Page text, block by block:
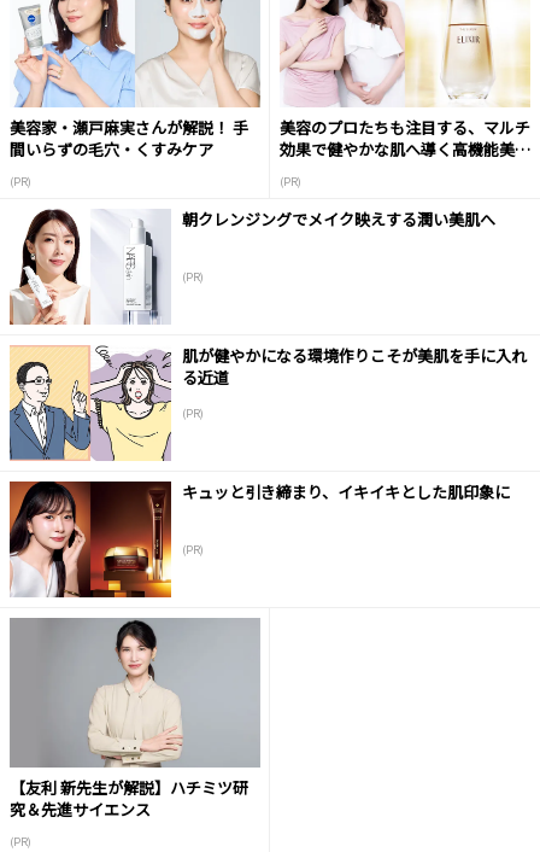
美容家・瀬戸麻実さんが解説！ 手
間いらずの毛穴・くすみケア
(PR)
美容のプロたちも注目する、マルチ
効果で健やかな肌へ導く高機能美容
(PR)
朝クレンジングでメイク映えする潤い美肌へ
(PR)
肌が健やかになる環境作りこそが美肌を手に入れ
る近道
(PR)
キュッと引き締まり、イキイキとした肌印象に
(PR)
【友利 新先生が解説】ハチミツ研
究＆先進サイエンス
(PR)